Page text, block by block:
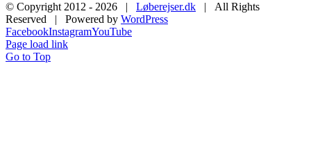
© Copyright 2012 - 2026 | Løberejser.dk | All Rights
Reserved | Powered by WordPress
FacebookInstagramYouTube
Page load link
Go to Top